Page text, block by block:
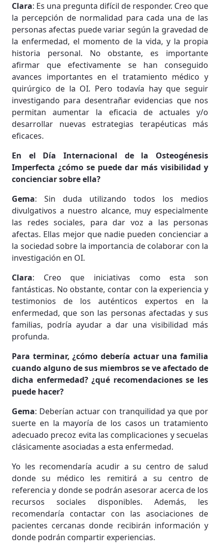
Clara: Es una pregunta difícil de responder. Creo que
la percepción de normalidad para cada una de las
personas afectas puede variar según la gravedad de
la enfermedad, el momento de la vida, y la propia
historia personal. No obstante, es importante
afirmar que efectivamente se han conseguido
avances importantes en el tratamiento médico y
quirúrgico de la OI. Pero todavía hay que seguir
investigando para desentrañar evidencias que nos
permitan aumentar la eficacia de actuales y/o
desarrollar nuevas estrategias terapéuticas más
eficaces.
En el Día Internacional de la Osteogénesis
Imperfecta ¿cómo se puede dar más visibilidad y
concienciar sobre ella?
Gema: Sin duda utilizando todos los medios
divulgativos a nuestro alcance, muy especialmente
las redes sociales, para dar voz a las personas
afectas. Ellas mejor que nadie pueden concienciar a
la sociedad sobre la importancia de colaborar con la
investigación en OI.
Clara: Creo que iniciativas como esta son
fantásticas. No obstante, contar con la experiencia y
testimonios de los auténticos expertos en la
enfermedad, que son las personas afectadas y sus
familias, podría ayudar a dar una visibilidad más
profunda.
Para terminar, ¿cómo debería actuar una familia
cuando alguno de sus miembros se ve afectado de
dicha enfermedad? ¿qué recomendaciones se les
puede hacer?
Gema: Deberían actuar con tranquilidad ya que por
suerte en la mayoría de los casos un tratamiento
adecuado precoz evita las complicaciones y secuelas
clásicamente asociadas a esta enfermedad.
Yo les recomendaría acudir a su centro de salud
donde su médico les remitirá a su centro de
referencia y donde se podrán asesorar acerca de los
recursos sociales disponibles. Además, les
recomendaría contactar con las asociaciones de
pacientes cercanas donde recibirán información y
donde podrán compartir experiencias.